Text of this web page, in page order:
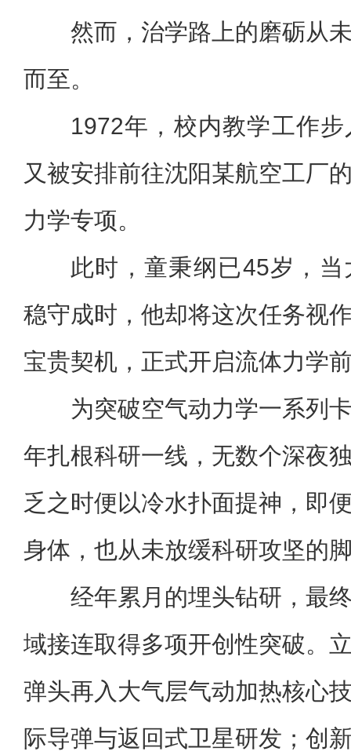
然而，治学路上的磨砺从
而至。
1972年，校内教学工作
又被安排前往沈阳某航空工厂
力学专项。
此时，童秉纲已45岁，
稳守成时，他却将这次任务视
宝贵契机，正式开启流体力学
为突破空气动力学一系列
年扎根科研一线，无数个深夜
乏之时便以冷水扑面提神，即
身体，也从未放缓科研攻坚的
经年累月的埋头钻研，最
域接连取得多项开创性突破。
弹头再入大气层气动加热核心
际导弹与返回式卫星研发；创